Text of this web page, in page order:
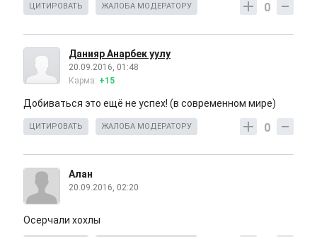
0
ЦИТИРОВАТЬ ЖАЛОБА МОДЕРАТОРУ
Данияр Анарбек уулу
20.09.2016, 01:48
Карма: +15
Добиваться это ещё не успех! (в современном мире)
0
ЦИТИРОВАТЬ ЖАЛОБА МОДЕРАТОРУ
Алан
20.09.2016, 02:20
Осерчали хохлы